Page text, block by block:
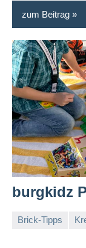
zum Beitrag
burgkidz
Brick-Tipps